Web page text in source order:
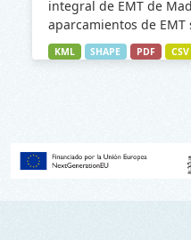
integral de EMT de
aparcamientos de
KML SHAPE PDF CSV